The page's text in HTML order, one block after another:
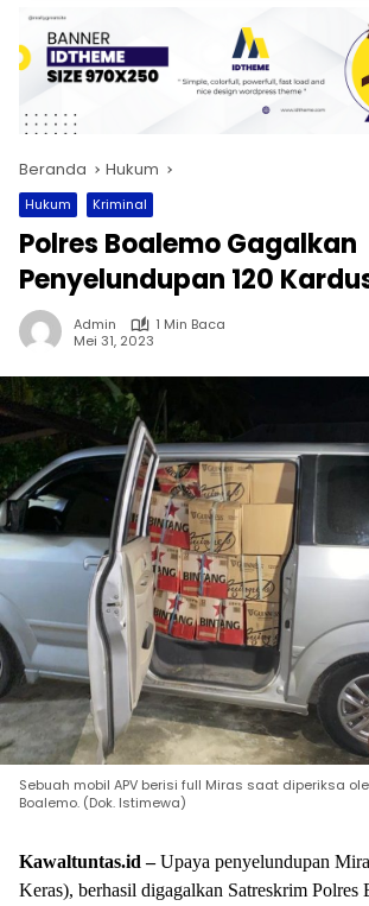
Beranda Hukum
Hukum Kriminal
Polres Boalemo Gagalkan
Penyelundupan 120
Admin
1 Min Baca
Mei 31, 2023
Sebuah mobil APV berisi full Miras saat diperiksa
Boalemo. (Dok. Istimewa)
Kawaltuntas.id –Upaya penyelundupan
Keras), berhasil digagalkan Satreskrim Polres